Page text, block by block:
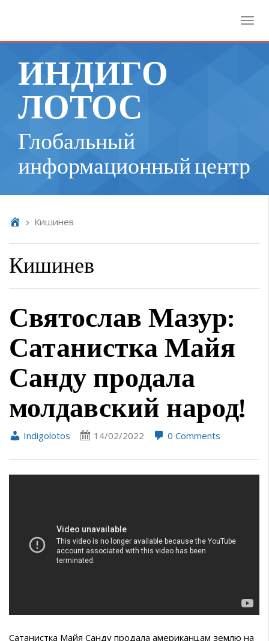
ИНДИГО
ЛОТОС
Глобальный
информационный центр
Кишинев
Кишинев
Святослав Мазур:
Сатанистка Майя
Санду продала
молдавский народ!
Indigolotos 14/02/2022 0 Comments
Сатанистка Майя Санду продала американцам землю на